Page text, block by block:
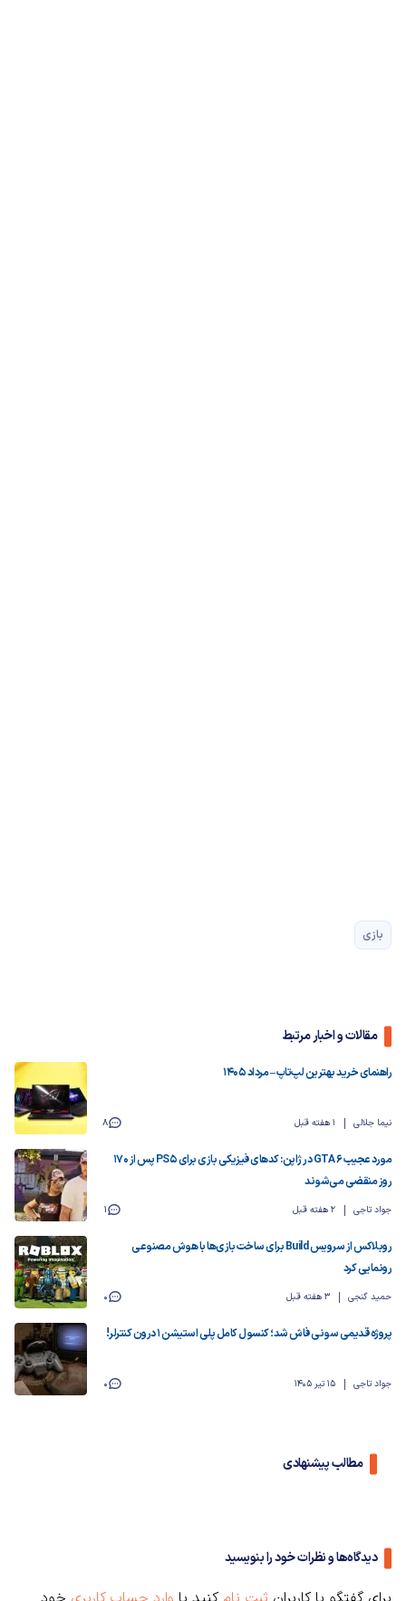
بازی
مقالات و اخبار مرتبط
راهنمای خرید بهترین لپ‌تاپ – مرداد ۱۴۰۵
نیما جلالی 1 هفته قبل 8
مورد عجیب GTA 6 در ژاپن: کدهای فیزیکی بازی برای PS5 پس از ۱۷۰
روز منقضی می‌شوند
جواد تاجی 2 هفته قبل 1
روبلاکس از سرویس Build برای ساخت بازی‌ها با هوش مصنوعی
رونمایی کرد
حمید گنجی 3 هفته قبل 0
پروژه قدیمی سونی فاش شد؛ کنسول کامل پلی استیشن 1 درون کنترلر!
جواد تاجی 15 تیر 1405 0
مطالب پیشنهادی
دیدگاه‌ها و نظرات خود را بنویسید